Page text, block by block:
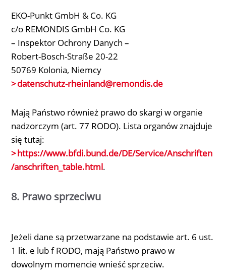
EKO-Punkt GmbH & Co. KG
c/o REMONDIS GmbH Co. KG
– Inspektor Ochrony Danych –
Robert-Bosch-Straße 20-22
50769 Kolonia, Niemcy
datenschutz-rheinland@remondis.de
Mają Państwo również prawo do skargi w organie
nadzorczym (art. 77 RODO). Lista organów znajduje
się tutaj:
https://www.bfdi.bund.de/DE/Service/Anschriften
/anschriften_table.html.
8. Prawo sprzeciwu
Jeżeli dane są przetwarzane na podstawie art. 6 ust.
1 lit. e lub f RODO, mają Państwo prawo w
dowolnym momencie wnieść sprzeciw.